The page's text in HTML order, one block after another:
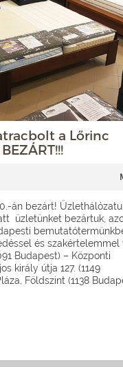
a Lőrinc
án bezárt!
üzletünket bezártuk,
és szakértelemmel
Budapest) – Központi
király útja 127. (1149
Földszint (1138